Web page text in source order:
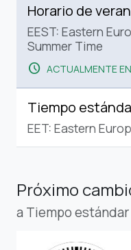
Horario de
EEST: Eastern
Summer Time
schedule ACTUALMENTE
Tiempo
EET: Eastern
Próximo
a Tiempo estándar